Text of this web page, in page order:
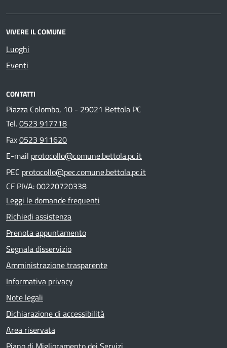
VIVERE IL COMUNE
Luoghi
Eventi
CONTATTI
Piazza Colombo, 10 - 29021 Bettola PC
Tel.0523 917718
Fax0523 911620
E-mail protocollo@comune.bettola.pc.it
PEC protocollo@pec.comune.bettola.pc.it
CF PIVA: 00220720338
Leggi le domande frequenti
Richiedi assistenza
Prenota appuntamento
Segnala disservizio
Amministrazione trasparente
Informativa privacy
Note legali
Dichiarazione di accessibilità
Area riservata